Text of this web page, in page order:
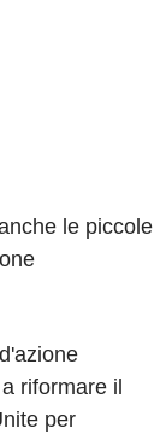
le piccole
riformare il
per